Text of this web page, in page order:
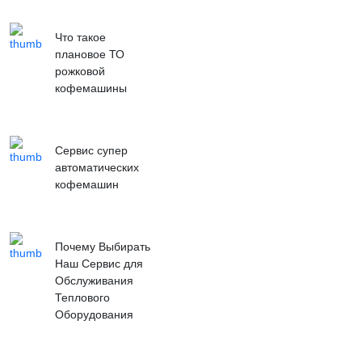
Что такое
плановое ТО
рожковой
кофемашины
Сервис супер
автоматических
кофемашин
Почему Выбирать
Наш Сервис для
Обслуживания
Теплового
Оборудования